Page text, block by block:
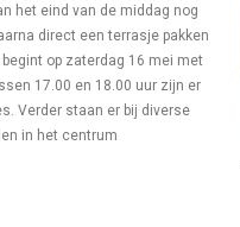
het eind van de middag nog
direct een terrasje pakken
begint op zaterdag 16 mei met
17.00 en 18.00 uur zijn er
Verder staan er bij diverse
in het centrum